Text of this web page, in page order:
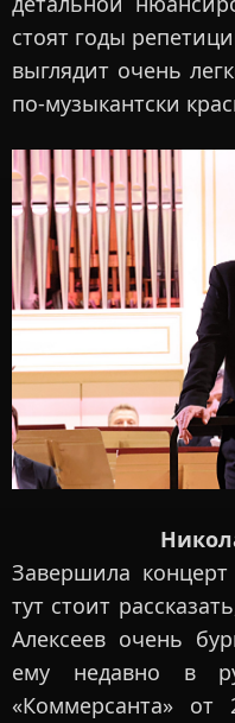
стоят годы
выглядит очень
по-музыкантски
Завершила
тут стоит
Алексеев очень
ему недавно в
«Коммерсанта» от